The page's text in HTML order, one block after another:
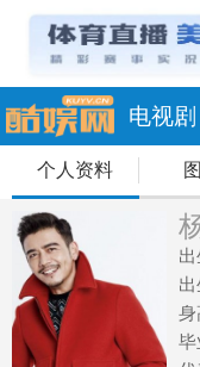
电视剧
个人资料
出
出
身
毕